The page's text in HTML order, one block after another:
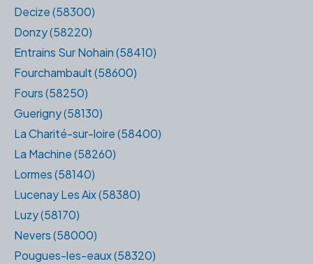
Decize (58300)
Donzy (58220)
Entrains Sur Nohain (58410)
Fourchambault (58600)
Fours (58250)
Guerigny (58130)
La Charité-sur-loire (58400)
La Machine (58260)
Lormes (58140)
Lucenay Les Aix (58380)
Luzy (58170)
Nevers (58000)
Pougues-les-eaux (58320)